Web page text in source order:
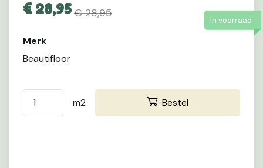
€ 28,95€ 28,95
In voorraad
Merk
Beautifloor
m2 Bestel